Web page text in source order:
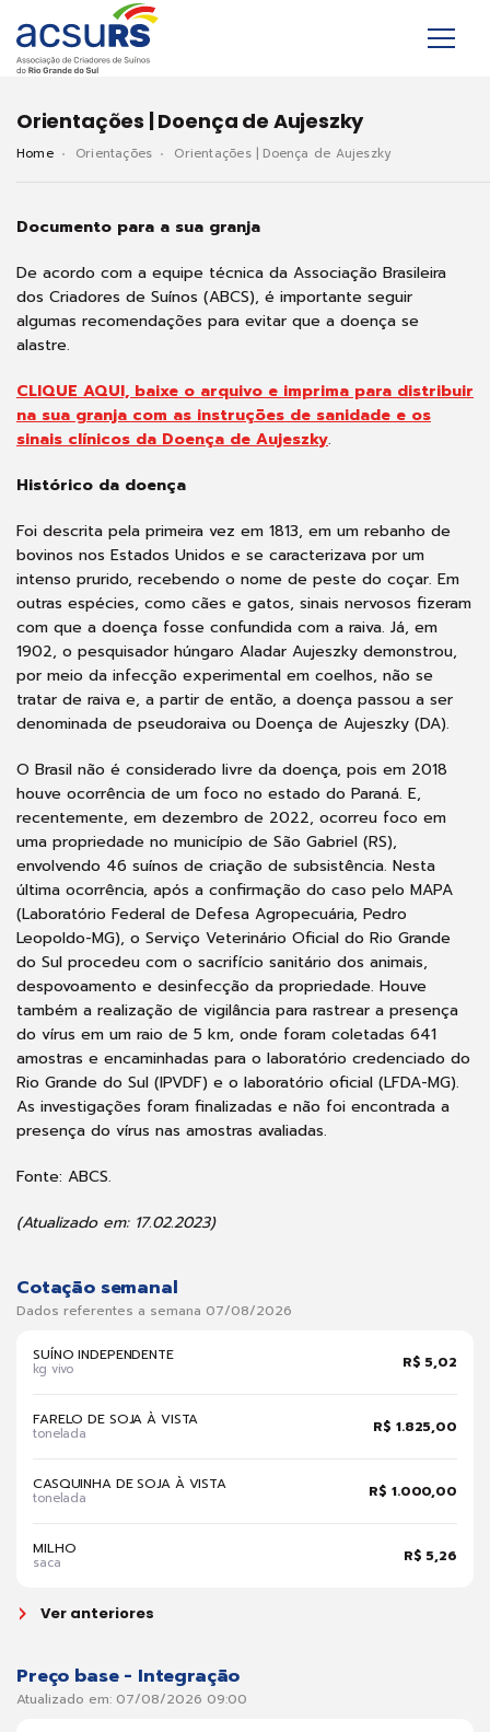
Orientações | Doença de Aujeszky
Home Orientações Orientações | Doença de Aujeszky
Documento para a sua granja
De acordo com a equipe técnica da Associação Brasileira
dos Criadores de Suínos (ABCS), é importante seguir
algumas recomendações para evitar que a doença se
alastre.
CLIQUE AQUI, baixe o arquivo e imprima para distribuir
na sua granja com as instruções de sanidade e os
sinais clínicos da Doença de Aujeszky.
Histórico da doença
Foi descrita pela primeira vez em 1813, em um rebanho de
bovinos nos Estados Unidos e se caracterizava por um
intenso prurido, recebendo o nome de peste do coçar. Em
outras espécies, como cães e gatos, sinais nervosos fizeram
com que a doença fosse confundida com a raiva. Já, em
1902, o pesquisador húngaro Aladar Aujeszky demonstrou,
por meio da infecção experimental em coelhos, não se
tratar de raiva e, a partir de então, a doença passou a ser
denominada de pseudoraiva ou Doença de Aujeszky (DA).
O Brasil não é considerado livre da doença, pois em 2018
houve ocorrência de um foco no estado do Paraná. E,
recentemente, em dezembro de 2022, ocorreu foco em
uma propriedade no município de São Gabriel (RS),
envolvendo 46 suínos de criação de subsistência. Nesta
última ocorrência, após a confirmação do caso pelo MAPA
(Laboratório Federal de Defesa Agropecuária, Pedro
Leopoldo-MG), o Serviço Veterinário Oficial do Rio Grande
do Sul procedeu com o sacrifício sanitário dos animais,
despovoamento e desinfecção da propriedade. Houve
também a realização de vigilância para rastrear a presença
do vírus em um raio de 5 km, onde foram coletadas 641
amostras e encaminhadas para o laboratório credenciado do
Rio Grande do Sul (IPVDF) e o laboratório oficial (LFDA-MG).
As investigações foram finalizadas e não foi encontrada a
presença do vírus nas amostras avaliadas.
Fonte: ABCS.
(Atualizado em: 17.02.2023)
Cotação semanal
Dados referentes a semana 07/08/2026
SUÍNO INDEPENDENTE
kg vivo R$ 5,02
FARELO DE SOJA À VISTA
tonelada R$ 1.825,00
CASQUINHA DE SOJA À VISTA
tonelada R$ 1.000,00
MILHO
saca R$ 5,26
Ver anteriores
Preço base - Integração
Atualizado em: 07/08/2026 09:00